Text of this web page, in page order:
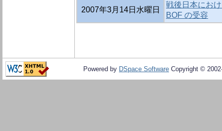
2007年3月14日水曜日
戦後日本にお
BOF の受容
Powered by DSpace Software Copyright ©